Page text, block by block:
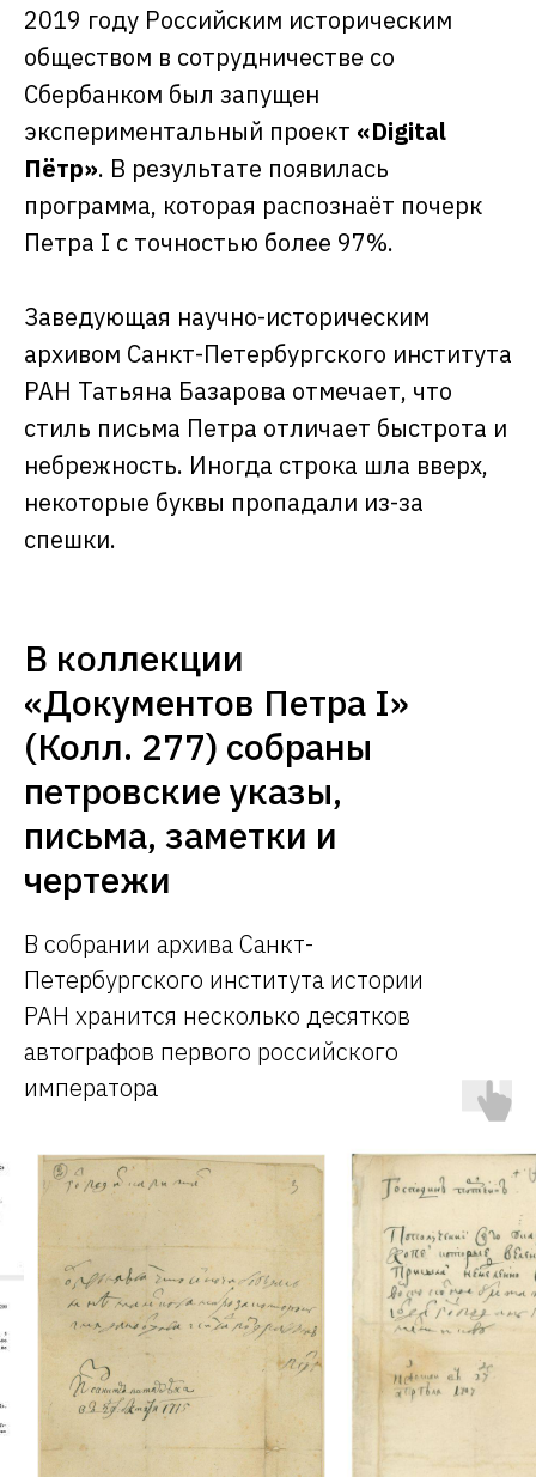
2019 году Российским историческим
обществом в сотрудничестве со
Сбербанком был запущен
экспериментальный проект «Digital
Пётр». В результате появилась
программа, которая распознаёт почерк
Петра I с точностью более 97%.
Заведующая научно-историческим
архивом Санкт-Петербургского института
РАН Татьяна Базарова отмечает, что
стиль письма Петра отличает быстрота и
небрежность. Иногда строка шла вверх,
некоторые буквы пропадали из-за
спешки.
В коллекции
«Документов Петра I»
(Колл. 277) собраны
петровские указы,
письма, заметки и
чертежи
В собрании архива Санкт-
Петербургского института истории
РАН хранится несколько десятков
автографов первого российского
императора